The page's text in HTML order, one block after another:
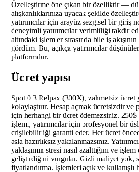
Özelleştirme öne çıkan bir özelliktir —
alışkanlıklarınıza uyacak şekilde
yatırımcılar için arayüz sezgisel bir giriş
deneyimli yatırımcılar verimliliği takdir
altındaki işlemler sırasında bile iş
gördüm. Bu, açıkça yatırımcılar
platformdur.
Ücret yapısı
Spot 0.3 Relpax (300X), zahmetsiz ücret
kolaylaştırır. Hesap açmak ücretsizdir ve
için herhangi bir ücret ödemezsiniz. 250$
işlemi, yatırımcılar için profesyonel bir
erişilebilirliği garanti eder. Her ücret
asla hazırlıksız yakalanmazsınız.
yaklaşımın stresi nasıl azalttığını ve
geliştirdiğini vurgular. Gizli maliyet yok,
fiyatlandırma. İşlemleri açık ve kullanışlı